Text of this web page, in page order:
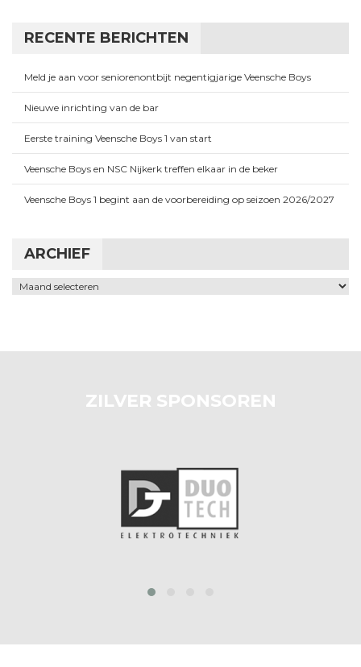
RECENTE BERICHTEN
Meld je aan voor seniorenontbijt negentigjarige Veensche Boys
Nieuwe inrichting van de bar
Eerste training Veensche Boys 1 van start
Veensche Boys en NSC Nijkerk treffen elkaar in de beker
Veensche Boys 1 begint aan de voorbereiding op seizoen 2026/2027
ARCHIEF
Archief
ZILVER SPONSOREN
prev